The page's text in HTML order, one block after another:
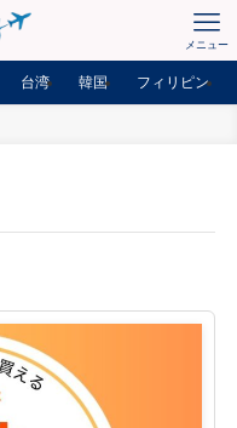
メニュー
台湾 韓国 フィリピン